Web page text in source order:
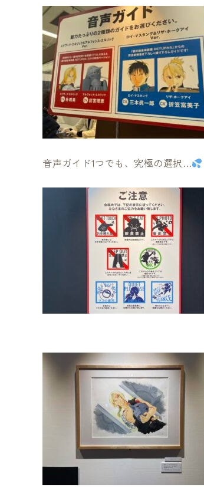
音声ガイド1つでも、究極の選択…